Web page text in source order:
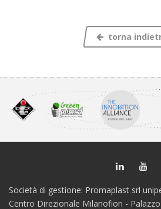
torna
Società di gestione: Promaplast srl
Centro Direzionale Milanofiori -